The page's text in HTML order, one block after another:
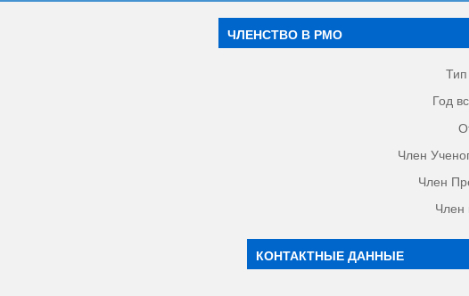
ЧЛЕНСТВО В РМО
Тип
Год
Член
Член
Член
КОНТАКТНЫЕ ДАННЫЕ